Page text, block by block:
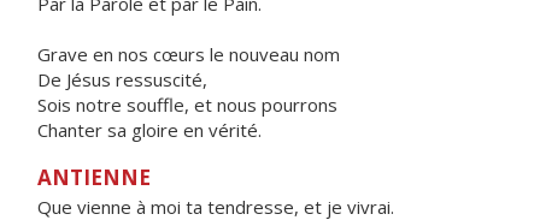
Grave en nos cœurs le nouveau nom
De Jésus ressuscité,
Sois notre souffle, et nous pourrons
Chanter sa gloire en vérité.
ANTIENNE
Que vienne à moi ta tendresse, et je vivrai.